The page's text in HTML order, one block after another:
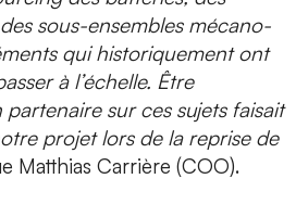
sous-ensembles mécano-
qui historiquement ont
à l’échelle. Être
sur ces sujets faisait
projet lors de la reprise de
Matthias Carrière (COO).